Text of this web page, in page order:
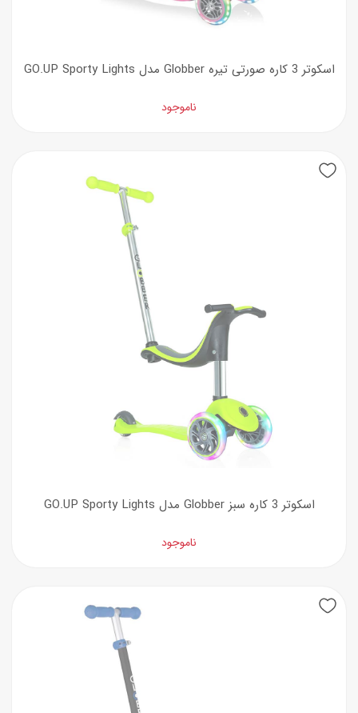
اسکوتر 3 کاره صورتی تیره Globber مدل GO.UP Sporty Lights
ناموجود
اسکوتر 3 کاره سبز Globber مدل GO.UP Sporty Lights
ناموجود